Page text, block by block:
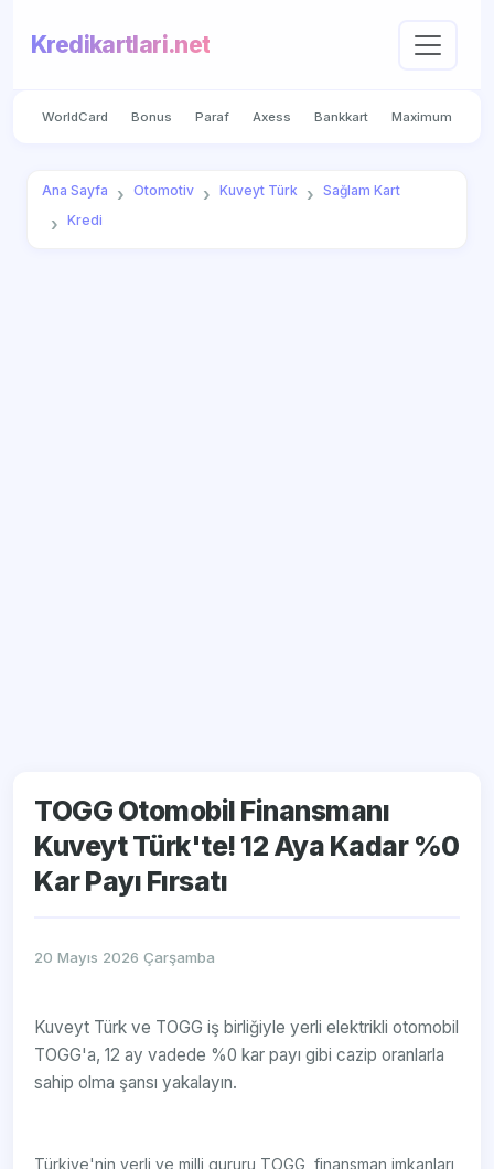
Kredikartlari.net
WorldCard Bonus Paraf Axess Bankkart Maximum
Ana Sayfa Otomotiv Kuveyt Türk
Sağlam Kart
Kredi
TOGG Otomobil Finansmanı
Kuveyt Türk'te! 12 Aya Kadar %0
Kar Payı Fırsatı
20 Mayıs 2026 Çarşamba
Kuveyt Türk ve TOGG iş birliğiyle yerli elektrikli otomobil
TOGG'a, 12 ay vadede %0 kar payı gibi cazip oranlarla
sahip olma şansı yakalayın.
Türkiye'nin yerli ve milli gururu TOGG, finansman imkanları